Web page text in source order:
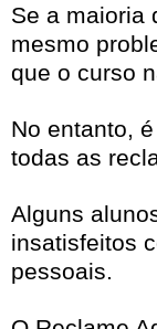
Se a maioria
mesmo
que o curso
No entanto,
todas as
Alguns
insatisfeitos
pessoais.